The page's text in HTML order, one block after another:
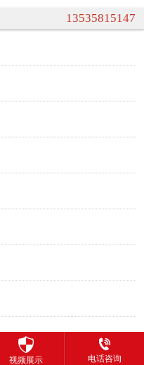
13535815147
视频展示 电话咨询